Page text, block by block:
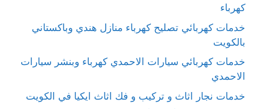
كهرباء
خدمات كهربائي تصليح كهرباء منازل هندي وباكستاني
بالكويت
خدمات كهربائي سيارات الاحمدي كهرباء وبنشر سيارات
الاحمدي
خدمات نجار اثاث و تركيب و فك اثاث ايكيا في الكويت